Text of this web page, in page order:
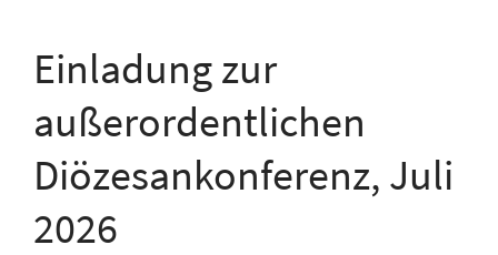
Einladung zur
außerordentlichen
Diözesankonferenz, Juli
2026